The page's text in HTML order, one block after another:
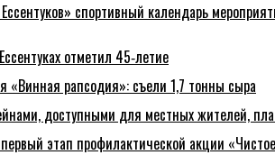
спортивный календарь
отметил 45‑летие
«Винная рапсодия»: съели 1,7 тонны сыра
доступными для местных жителей,
этап профилактической акции